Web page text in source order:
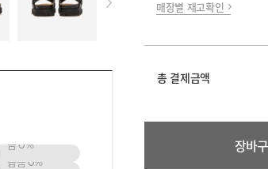
큼0%
좁음0%
매장별 재고확인
총 결제금액
장바